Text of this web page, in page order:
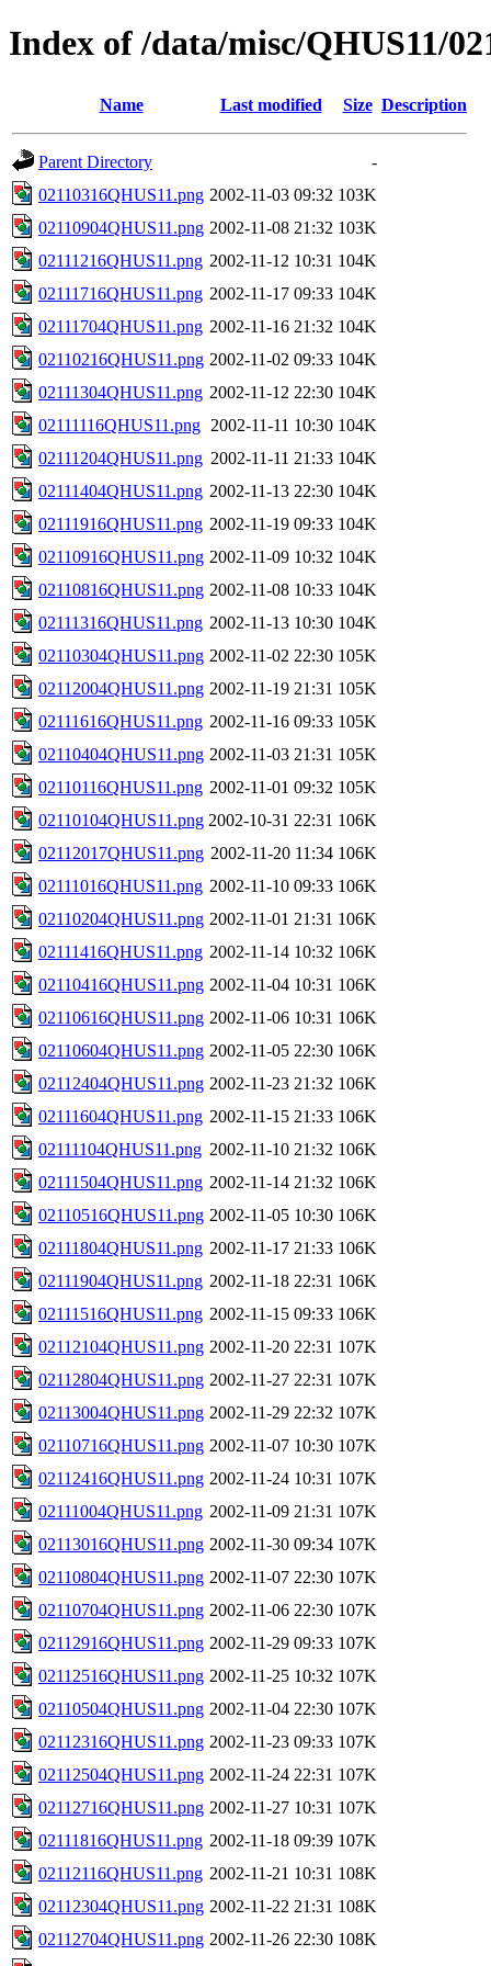
Index of /data/misc/QHUS11/
Name Last modified Size Description
Parent Directory
-
02110316QHUS11.png 2002-11-03 09:32 103K
02110904QHUS11.png 2002-11-08 21:32 103K
02111216QHUS11.png 2002-11-12 10:31 104K
02111716QHUS11.png 2002-11-17 09:33 104K
02111704QHUS11.png 2002-11-16 21:32 104K
02110216QHUS11.png 2002-11-02 09:33 104K
02111304QHUS11.png 2002-11-12 22:30 104K
02111116QHUS11.png 2002-11-11 10:30 104K
02111204QHUS11.png 2002-11-11 21:33 104K
02111404QHUS11.png 2002-11-13 22:30 104K
02111916QHUS11.png 2002-11-19 09:33 104K
02110916QHUS11.png 2002-11-09 10:32 104K
02110816QHUS11.png 2002-11-08 10:33 104K
02111316QHUS11.png 2002-11-13 10:30 104K
02110304QHUS11.png 2002-11-02 22:30 105K
02112004QHUS11.png 2002-11-19 21:31 105K
02111616QHUS11.png 2002-11-16 09:33 105K
02110404QHUS11.png 2002-11-03 21:31 105K
02110116QHUS11.png 2002-11-01 09:32 105K
02110104QHUS11.png 2002-10-31 22:31 106K
02112017QHUS11.png 2002-11-20 11:34 106K
02111016QHUS11.png 2002-11-10 09:33 106K
02110204QHUS11.png 2002-11-01 21:31 106K
02111416QHUS11.png 2002-11-14 10:32 106K
02110416QHUS11.png 2002-11-04 10:31 106K
02110616QHUS11.png 2002-11-06 10:31 106K
02110604QHUS11.png 2002-11-05 22:30 106K
02112404QHUS11.png 2002-11-23 21:32 106K
02111604QHUS11.png 2002-11-15 21:33 106K
02111104QHUS11.png 2002-11-10 21:32 106K
02111504QHUS11.png 2002-11-14 21:32 106K
02110516QHUS11.png 2002-11-05 10:30 106K
02111804QHUS11.png 2002-11-17 21:33 106K
02111904QHUS11.png 2002-11-18 22:31 106K
02111516QHUS11.png 2002-11-15 09:33 106K
02112104QHUS11.png 2002-11-20 22:31 107K
02112804QHUS11.png 2002-11-27 22:31 107K
02113004QHUS11.png 2002-11-29 22:32 107K
02110716QHUS11.png 2002-11-07 10:30 107K
02112416QHUS11.png 2002-11-24 10:31 107K
02111004QHUS11.png 2002-11-09 21:31 107K
02113016QHUS11.png 2002-11-30 09:34 107K
02110804QHUS11.png 2002-11-07 22:30 107K
02110704QHUS11.png 2002-11-06 22:30 107K
02112916QHUS11.png 2002-11-29 09:33 107K
02112516QHUS11.png 2002-11-25 10:32 107K
02110504QHUS11.png 2002-11-04 22:30 107K
02112316QHUS11.png 2002-11-23 09:33 107K
02112504QHUS11.png 2002-11-24 22:31 107K
02112716QHUS11.png 2002-11-27 10:31 107K
02111816QHUS11.png 2002-11-18 09:39 107K
02112116QHUS11.png 2002-11-21 10:31 108K
02112304QHUS11.png 2002-11-22 21:31 108K
02112704QHUS11.png 2002-11-26 22:30 108K